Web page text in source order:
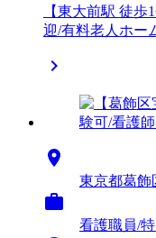
【東大前駅 徒
迎/有料老人ホー


東京都葛飾

看護職員/